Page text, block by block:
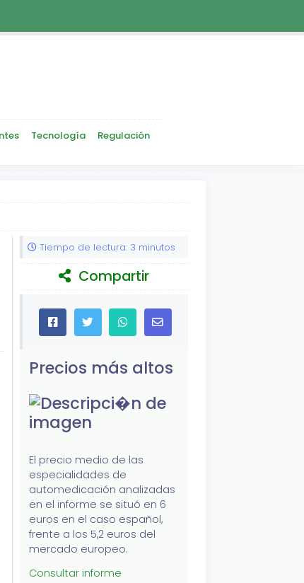
Tecnología
Regulación
Tiempo de lectura: 3 minutos
Compartir
Precios más altos
El precio medio de las
especialidades de
automedicación analizadas
en el informe se situó en 6
euros en el caso español,
frente a los 5,2 euros del
mercado europeo.
Consultar informe